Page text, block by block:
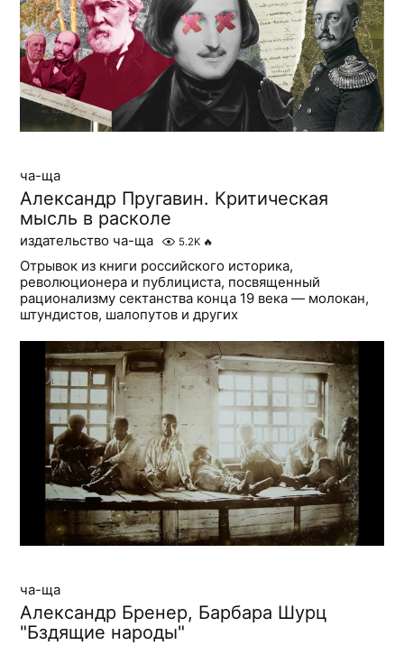
ча-ща
Александр Пругавин. Критическая
мысль в расколе
издательство ча-ща 5.2K 🔥
Отрывок из книги российского историка,
революционера и публициста, посвященный
рационализму сектанства конца 19 века — молокан,
штундистов, шалопутов и других
ча-ща
Александр Бренер, Барбара Шурц
"Бздящие народы"